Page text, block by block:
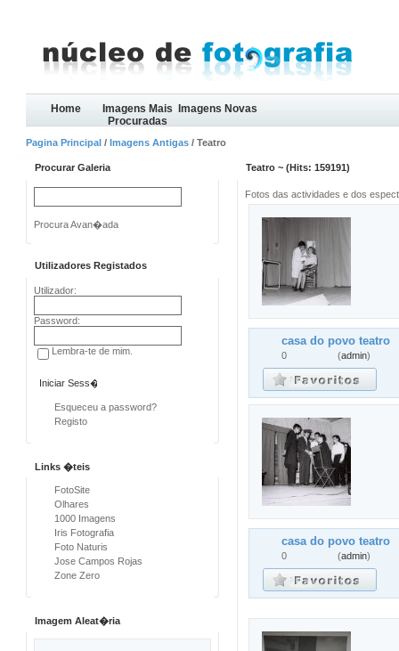
Home
Imagens Mais
Procuradas
Imagens Novas
Pagina Principal /Imagens Antigas / Teatro
Procurar Galeria
Procura Avan�ada
Utilizadores Registados
Utilizador:
Password:
Lembra-te de mim.
Esqueceu a password?
Registo
Links �teis
FotoSite
Olhares
1000 Imagens
Iris Fotografia
Foto Naturis
Jose Campos Rojas
Zone Zero
Imagem Aleat�ria
Teatro ~ (Hits: 159191)
Fotos das actividades e dos
casa do povo teatro
0 (admin)
casa do povo teatro
0 (admin)